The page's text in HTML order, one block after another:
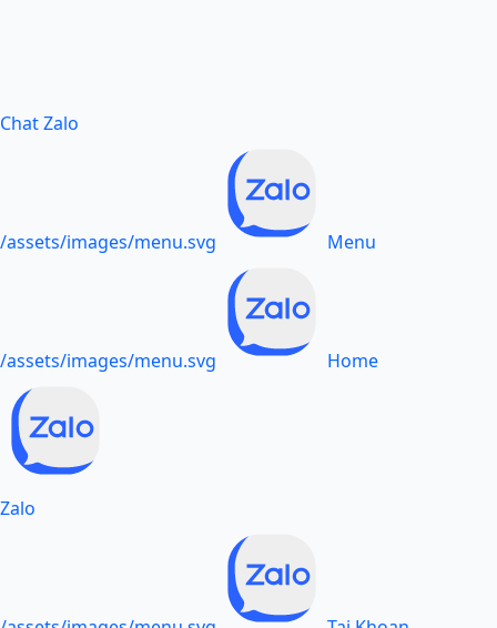
Chat Zalo
/assets/images/menu.svg Menu
/assets/images/menu.svg Home
Zalo